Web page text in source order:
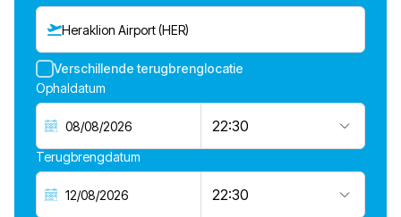
Heraklion Airport (HER)
Verschillende terugbrenglocatie
Ophaldatum
22:30
Terugbrengdatum
22:30